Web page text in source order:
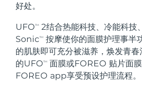
好处。
UFOTM
2结合热能科技、冷能科技
SonicTM
按摩使你的面膜护理事半
的肌肤即可充分被滋养，焕发青
的UFOTM
面膜或FOREO 贴片面
FOREO app享受预设护理流程。
LUNA™ 4 Plus
Massage, LED heating
LUNA™ 4 Men
BEAR™ 2 go
Microcurrent toning
BEAR™ 2 eyes &
UFO™ 3 套装
Deep facial hydration
UFO™ 3 LED
issa™ 4
Hybrid silicone sonic
FAQ™ 抗老护理
NEW
波斯尼亚和黑塞哥维那
文莱
保加利亚
加拿大